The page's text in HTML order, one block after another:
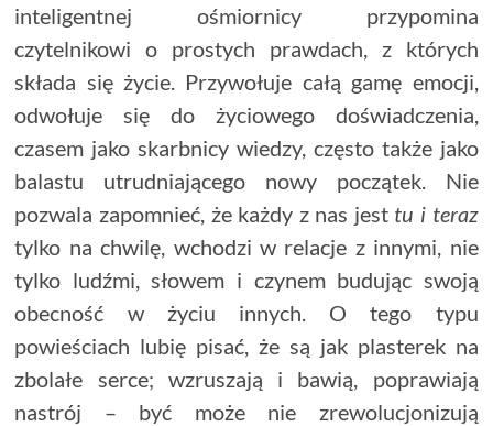
inteligentnej ośmiornicy przypomina
czytelnikowi o prostych prawdach, z których
składa się życie. Przywołuje całą gamę emocji,
odwołuje się do życiowego doświadczenia,
czasem jako skarbnicy wiedzy, często także jako
balastu utrudniającego nowy początek. Nie
pozwala zapomnieć, że każdy z nas jest tu i teraz
tylko na chwilę, wchodzi w relacje z innymi, nie
tylko ludźmi, słowem i czynem budując swoją
obecność w życiu innych. O tego typu
powieściach lubię pisać, że są jak plasterek na
zbolałe serce; wzruszają i bawią, poprawiają
nastrój – być może nie zrewolucjonizują